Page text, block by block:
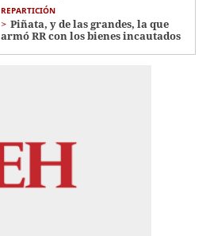
REPARTICIÓN
Piñata, y de las grandes, la que
armó RR con los bienes incautados